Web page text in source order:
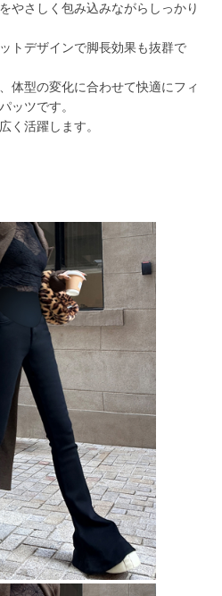
やさしく包み込みながらしっかり
トデザインで脚長効果も抜群で
体型の変化に合わせて快適にフィ
ッツです。
く活躍します。